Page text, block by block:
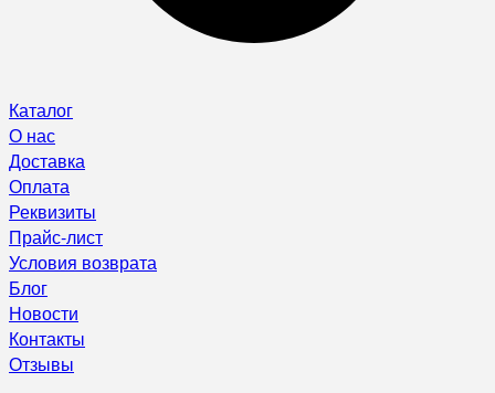
Каталог
О нас
Доставка
Оплата
Реквизиты
Прайс-лист
Условия возврата
Блог
Новости
Контакты
Отзывы